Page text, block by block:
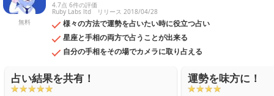
無料
4.7点 6件の評価
Ruby Labs ltd リリース 2018/04/28
様々の方法で運勢を占いたい時に役立つ占い
星座と手相の両方で占うことが出来る
自分の手相をその場でカメラに取り占える
占い結果を共有！ 運勢を味方に！